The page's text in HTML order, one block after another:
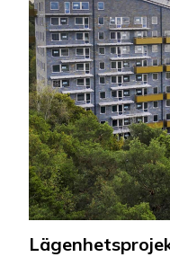
VentPartner -
VentPartner -
VentPartner -
VFB i Malmö
Vito
VVS